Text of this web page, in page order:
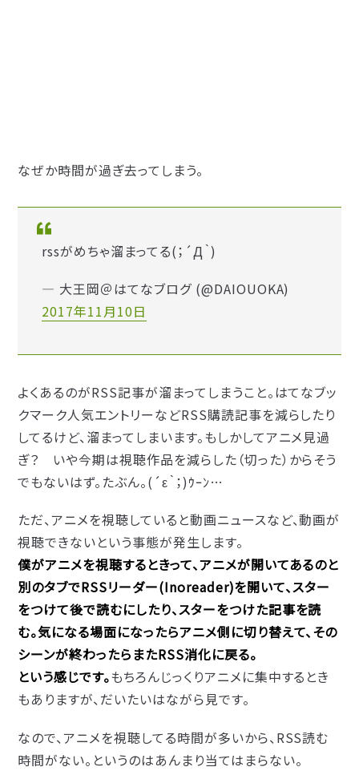
なぜか時間が過ぎ去ってしまう。
rssがめちゃ溜まってる(；´Д｀)
— 大王岡＠はてなブログ (@DAIOUOKA)
2017年11月10日
よくあるのがRSS記事が溜まってしまうこと。はてなブッ
クマーク人気エントリーなどRSS購読記事を減らしたり
してるけど、溜まってしまいます。もしかしてアニメ見過
ぎ？ いや今期は視聴作品を減らした（切った）からそう
でもないはず。たぶん。(´ε｀；)ｳｰﾝ…
ただ、アニメを視聴していると動画ニュースなど、動画が
視聴できないという事態が発生します。
僕がアニメを視聴するときって、アニメが開いてあるのと
別のタブでRSSリーダー(Inoreader)を開いて、スター
をつけて後で読むにしたり、スターをつけた記事を読
む。気になる場面になったらアニメ側に切り替えて、その
シーンが終わったらまたRSS消化に戻る。
という感じです。もちろんじっくりアニメに集中するとき
もありますが、だいたいはながら見です。
なので、アニメを視聴してる時間が多いから、RSS読む
時間がない。というのはあんまり当てはまらない。